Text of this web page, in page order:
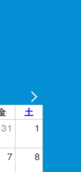
土
31
1
7
8